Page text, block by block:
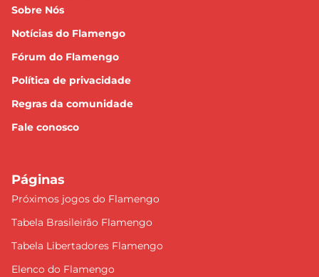
Sobre Nós
Notícias do Flamengo
Fórum do Flamengo
Política de privacidade
Regras da comunidade
Fale conosco
Páginas
Próximos jogos do Flamengo
Tabela Brasileirão Flamengo
Tabela Libertadores Flamengo
Elenco do Flamengo